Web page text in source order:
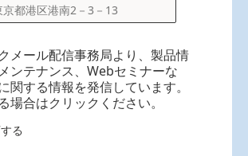
メール配信事務局より、製品情
ンテナンス、Webセミナーな
関する情報を発信しています。
場合はクリックください。
る